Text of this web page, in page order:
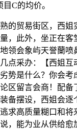
C的均价。
贸易街区，西姐
，此外，坐正在客
领会象屿天誉蘭喷
点采办：【西姐互
势是什么？你会考
区留言会商！配备
备摆设，西姐会逐
求高质量糊口和将
，能为业从供给愈